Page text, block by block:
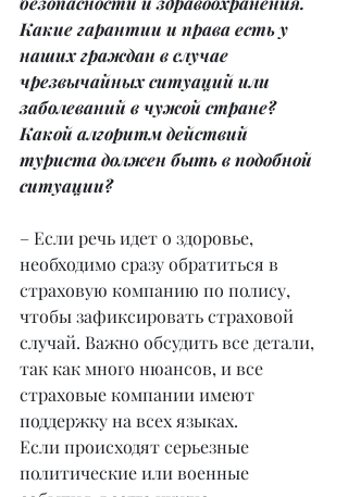
Какие гарантии и права есть у
наших граждан в случае
чрезвычайных ситуаций или
заболеваний в чужой стране?
Какой алгоритм действий
туриста должен быть в подобной
ситуации?
– Если речь идет о здоровье,
необходимо сразу обратиться в
страховую компанию по полису,
чтобы зафиксировать страховой
случай. Важно обсудить все детали,
так как много нюансов, и все
страховые компании имеют
поддержку на всех языках.
Если происходят серьезные
политические или военные